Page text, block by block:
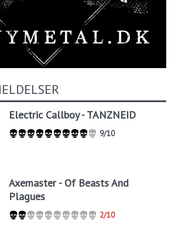
Electric Callboy - TANZNEID
9/10
Axemaster - Of Beasts And
Plagues
2/10